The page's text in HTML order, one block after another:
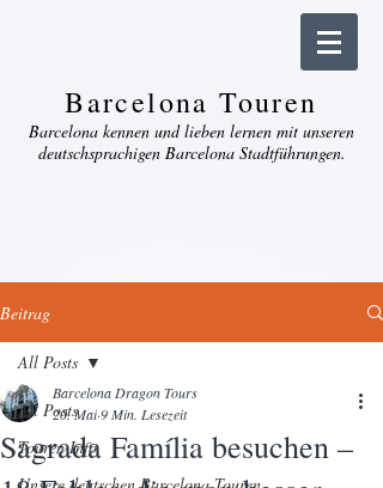
Barcelona Touren
Barcelona kennen und lieben lernen mit unseren
deutschsprachigen Barcelona Stadtführungen.
Beitrag
All Posts
Touren Info
All Posts
Sagrada Família besuchen –
Barcelona Dragon Tours
20. Mai 9 Min. Lesezeit